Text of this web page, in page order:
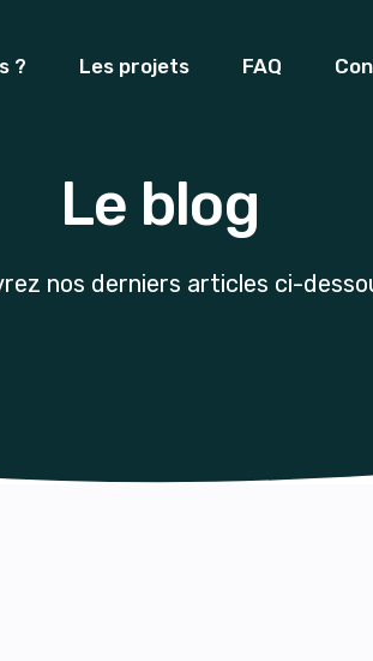
? Les projets FAQ
Le blog
nos derniers articles ci-